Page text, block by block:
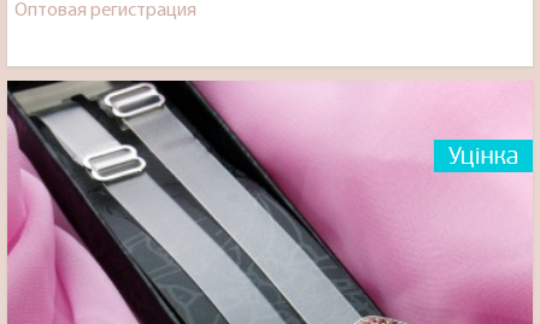
Оптовая регистрация